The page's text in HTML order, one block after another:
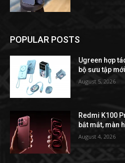
POPULAR POSTS
Ugreen hợp
bộ sưu tập mới
August 5, 2026
Redmi K100
bắt mắt, màn
August 4, 2026